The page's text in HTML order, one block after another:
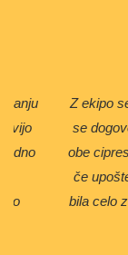
Z ekipo sem bil
se dogovorili
obe cipresi in
če upoštevam
bila celo zelo